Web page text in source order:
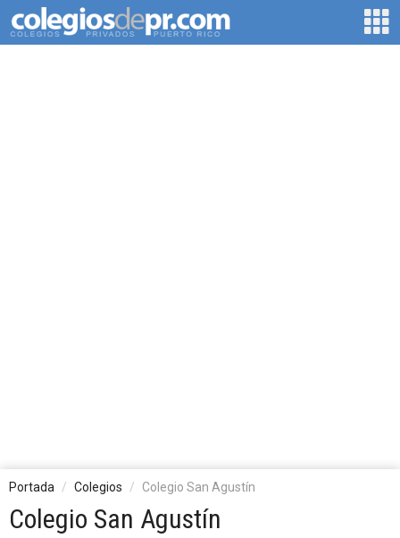
Portada Colegios Colegio San Agustín
Colegio San Agustín